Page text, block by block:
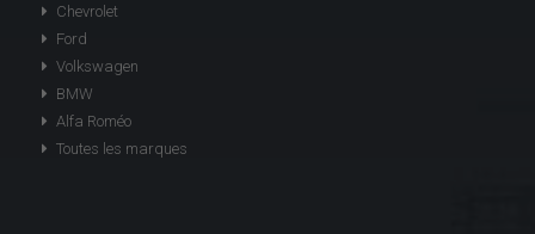
Chevrolet
Ford
Volkswagen
BMW
Alfa Roméo
Toutes les marques